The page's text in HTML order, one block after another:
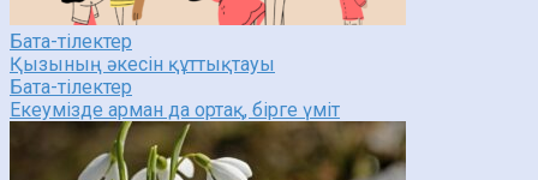
Бата-тілектер
Қызының әкесін құттықтауы
Бата-тілектер
Екеумізде арман да ортақ, бірге үміт